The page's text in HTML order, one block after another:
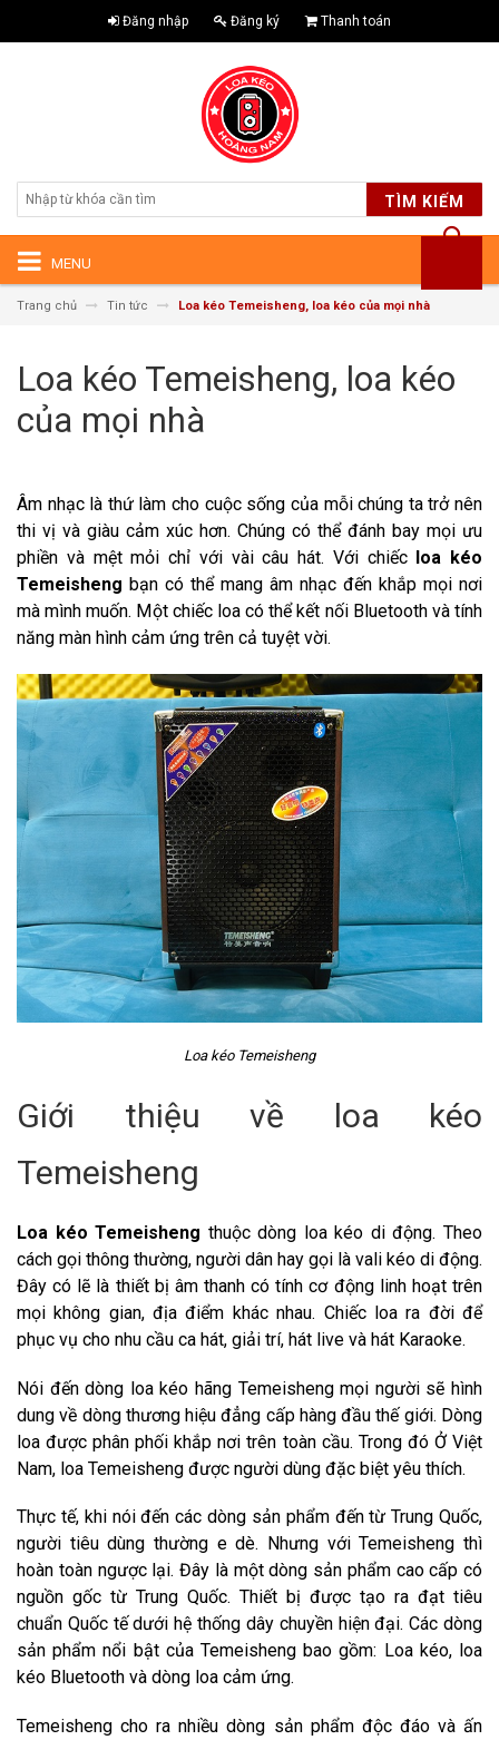
Đăng nhập Đăng ký Thanh toán
TÌM KIẾM
MENU
Trang chủ Tin tức Loa kéo Temeisheng, loa kéo của mọi nhà
Loa kéo Temeisheng, loa kéo
của mọi nhà
Âm nhạc là thứ làm cho cuộc sống của mỗi chúng ta trở nên
thi vị và giàu cảm xúc hơn. Chúng có thể đánh bay mọi ưu
phiền và mệt mỏi chỉ với vài câu hát. Với chiếc loa kéo
Temeisheng bạn có thể mang âm nhạc đến khắp mọi nơi
mà mình muốn. Một chiếc loa có thể kết nối Bluetooth và tính
năng màn hình cảm ứng trên cả tuyệt vời.
Loa kéo Temeisheng
Giới thiệu về loa kéo
Temeisheng
Loa kéo Temeisheng thuộc dòng loa kéo di động. Theo
cách gọi thông thường, người dân hay gọi là vali kéo di động.
Đây có lẽ là thiết bị âm thanh có tính cơ động linh hoạt trên
mọi không gian, địa điểm khác nhau. Chiếc loa ra đời để
phục vụ cho nhu cầu ca hát, giải trí, hát live và hát Karaoke.
Nói đến dòng loa kéo hãng Temeisheng mọi người sẽ hình
dung về dòng thương hiệu đẳng cấp hàng đầu thế giới. Dòng
loa được phân phối khắp nơi trên toàn cầu. Trong đó Ở Việt
Nam, loa Temeisheng được người dùng đặc biệt yêu thích.
Thực tế, khi nói đến các dòng sản phẩm đến từ Trung Quốc,
người tiêu dùng thường e dè. Nhưng với Temeisheng thì
hoàn toàn ngược lại. Đây là một dòng sản phẩm cao cấp có
nguồn gốc từ Trung Quốc. Thiết bị được tạo ra đạt tiêu
chuẩn Quốc tế dưới hệ thống dây chuyền hiện đại. Các dòng
sản phẩm nổi bật của Temeisheng bao gồm: Loa kéo, loa
kéo Bluetooth và dòng loa cảm ứng.
Temeisheng cho ra nhiều dòng sản phẩm độc đáo và ấn